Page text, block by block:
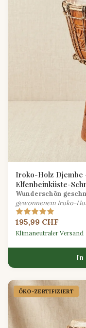
Iroko-Holz Djembe
Elfenbeinküste-
Wunderschön
gewonnenem Iroko-
aus der Elfenbeinküste.
195,99 CHF
Klimaneutraler Versand
In
ÖKO-ZERTIFIZIERT